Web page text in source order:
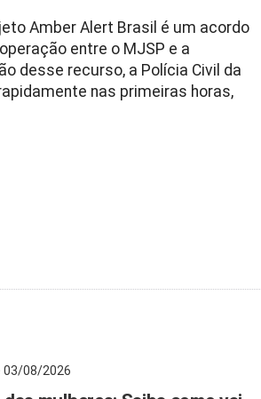
Amber Alert Brasil é um acordo
entre o MJSP e a
desse recurso, a Polícia Civil da
nas primeiras horas,
03/08/2026